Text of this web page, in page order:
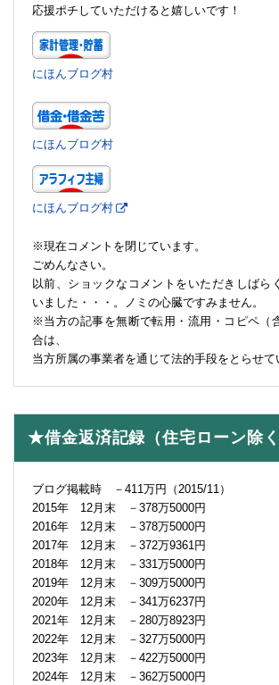
応援ポチしていただけると嬉しいです！
にほんブログ村
にほんブログ村
にほんブログ村
※現在コメントを閉じています。
ごめんなさい。
以前、ショックなコメントをいただきしばら
いました・・・。ノミの心臓ですみません。
※当方の記事を無断で転用・流用・コピペ（
合は、
当方所属の事業者を通じて法的手段をとらせて
★借金返済記録（住宅ローン除く
ブログ掲載時 －411万円（2015/11）
2015年 12月末 －378万5000円
2016年 12月末 －378万5000円
2017年 12月末 －372万9361円
2018年 12月末 －331万5000円
2019年 12月末 －309万5000円
2020年 12月末 －341万6237円
2021年 12月末 －280万8923円
2022年 12月末 －327万5000円
2023年 12月末 －422万5000円
2024年 12月末 －362万5000円